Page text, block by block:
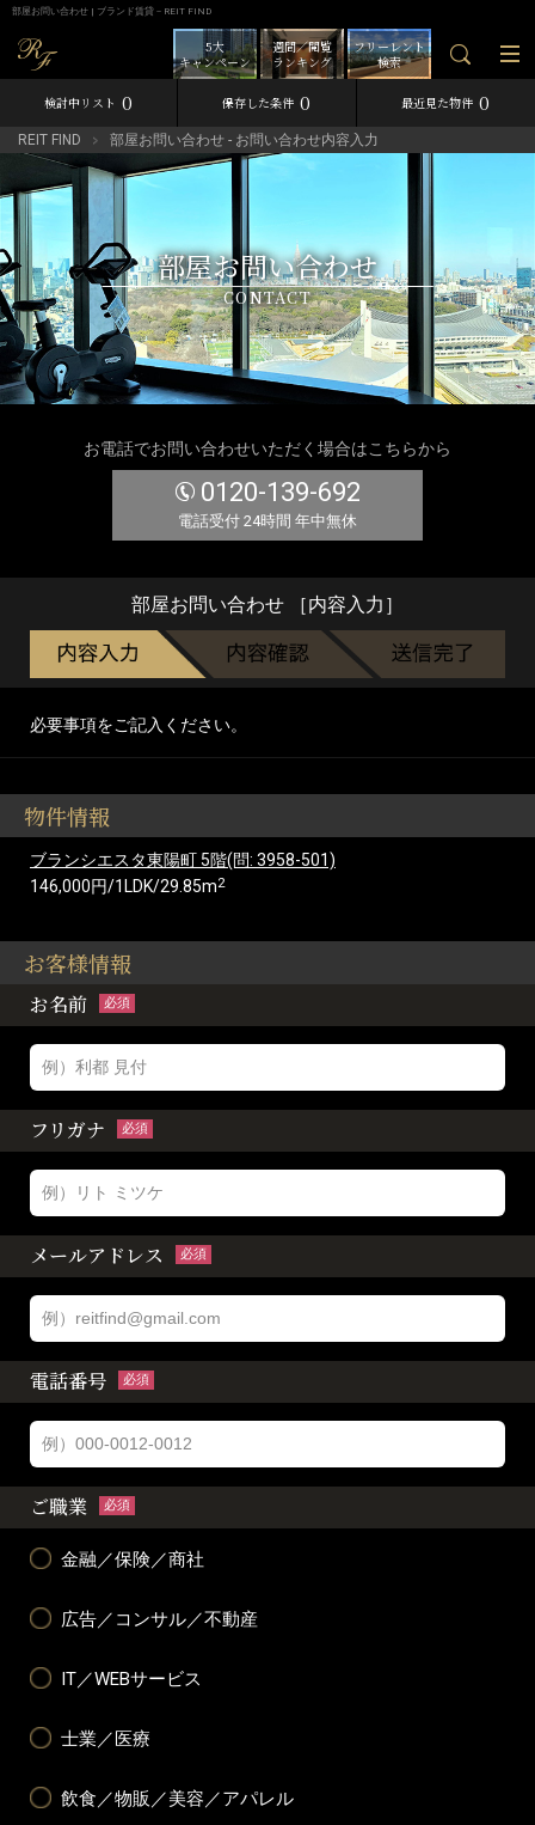
部屋お問い合わせ | ブランド賃貸－REIT FIND
フリーレント
検索
週間／閲覧
ランキング
5大
キャンペーン
検討中リスト 0 保存した条件 0 最近見た物件 0
REIT FIND 部屋お問い合わせ - お問い合わせ内容入力
部屋お問い合わせ
CONTACT
お電話でお問い合わせいただく場合はこちらから
0120-139-692
電話受付 24時間 年中無休
部屋お問い合わせ ［内容入力］
必要事項をご記入ください。
物件情報
ブランシエスタ東陽町 5階(問: 3958-501)
146,000円/1LDK/29.85m2
お客様情報
お名前 必須
フリガナ 必須
メールアドレス 必須
電話番号 必須
ご職業 必須
金融／保険／商社
広告／コンサル／不動産
IT／WEBサービス
士業／医療
飲食／物販／美容／アパレル